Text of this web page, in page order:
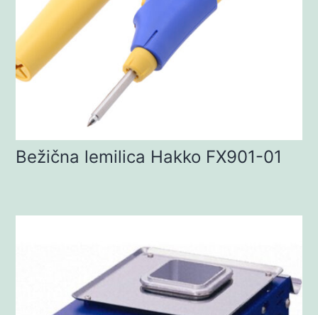
Bežična lemilica Hakko FX901-01